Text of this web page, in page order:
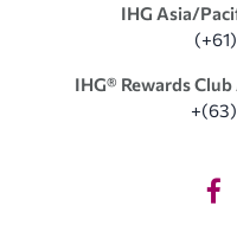
IHG Asia/
IHG®️ Rewards